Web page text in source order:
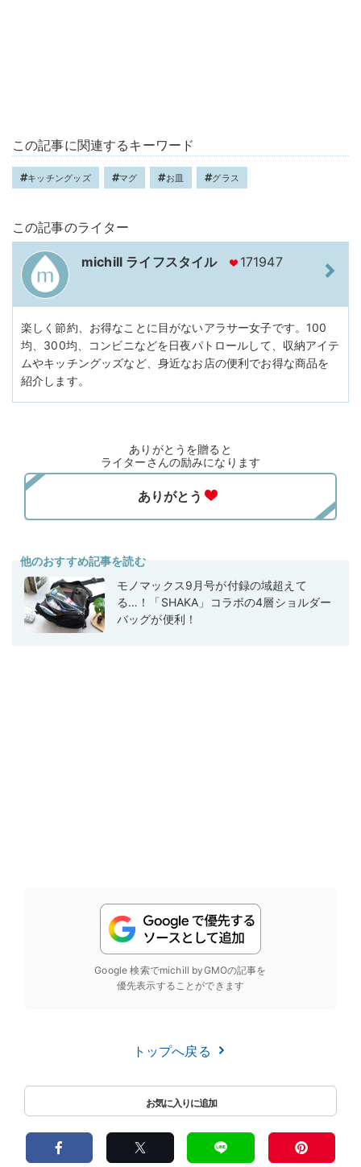
この記事に関連するキーワード
キッチングッズ マグ お皿 グラス
この記事のライター
michill ライフスタイル 171947
楽しく節約、お得なことに目がないアラサー女子です。100
均、300均、コンビニなどを日夜パトロールして、収納アイテ
ムやキッチングッズなど、身近なお店の便利でお得な商品を
紹介します。
ありがとうを贈ると
ライターさんの励みになります
他のおすすめ記事を読む
モノマックス9月号が付録の域超えて
る…！「SHAKA」コラボの4層ショルダー
バッグが便利！
Google 検索でmichill byGMOの記事を
優先表示することができます
トップへ戻る